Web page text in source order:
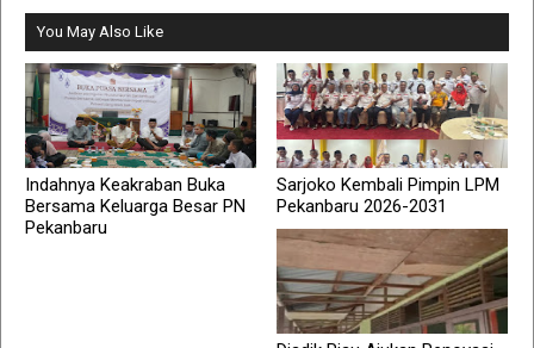
You May Also Like
Indahnya Keakraban Buka
Bersama Keluarga Besar PN
Pekanbaru
Sarjoko Kembali Pimpin LPM
Pekanbaru 2026-2031